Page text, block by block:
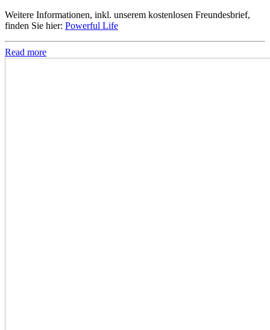
Weitere Informationen, inkl. unserem kostenlosen Freundesbrief,
finden Sie hier: Powerful Life
Read more